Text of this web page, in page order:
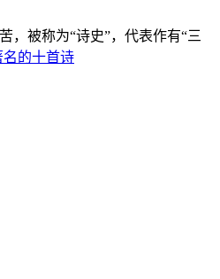
，被称为“诗史”，代表作有“三
名的十首诗